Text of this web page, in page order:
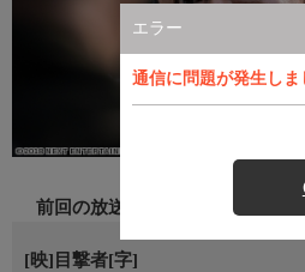
エラー
通信に問題が発生し
前回の放送
[映]目撃者[字]